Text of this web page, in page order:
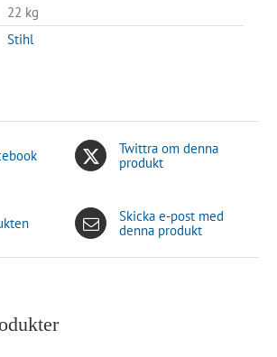
22 kg
Stihl
Twittra om denna
produkt
Skicka e-post med
denna produkt